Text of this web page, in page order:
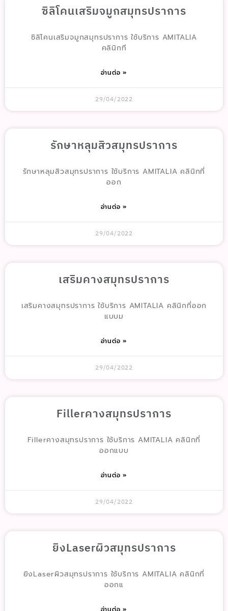
ซิลิโคนเสริมจมูกสมุทรปราการ
ซิลิโคนเสริมจมูกสมุทรปราการ ใช้บริการ AMITALIA
คลินิกที
อ่านต่อ »
29/04/2022
รักษาหลุมสิวสมุทรปราการ
รักษาหลุมสิวสมุทรปราการ ใช้บริการ AMITALIA คลินิกที่
ออก
อ่านต่อ »
29/04/2022
เสริมคางสมุทรปราการ
เสริมคางสมุทรปราการ ใช้บริการ AMITALIA คลินิกที่ออก
แบบม
อ่านต่อ »
29/04/2022
Fillerคางสมุทรปราการ
Fillerคางสมุทรปราการ ใช้บริการ AMITALIA คลินิกที่
ออกแบบ
อ่านต่อ »
29/04/2022
ยิงLaserผิวสมุทรปราการ
ยิงLaserผิวสมุทรปราการ ใช้บริการ AMITALIA คลินิกที่
ออกแ